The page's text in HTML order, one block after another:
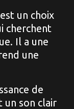
un choix
cherchent
Il a une
une
de
un son clair